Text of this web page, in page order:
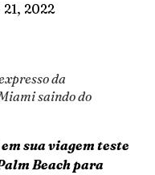
2022
da
saindo do
sua viagem teste
Beach para